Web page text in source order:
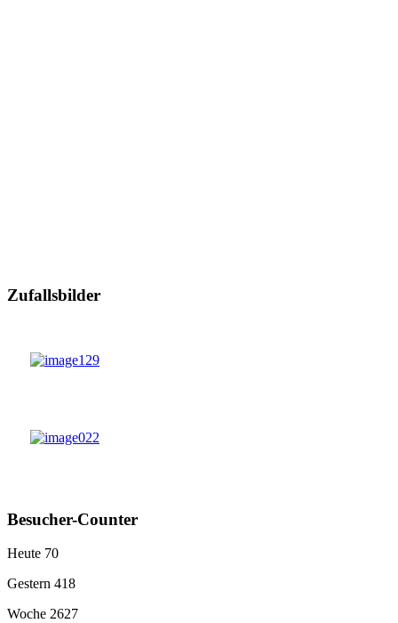
Zufallsbilder
Besucher-Counter
Heute 70
Gestern 418
Woche 2627